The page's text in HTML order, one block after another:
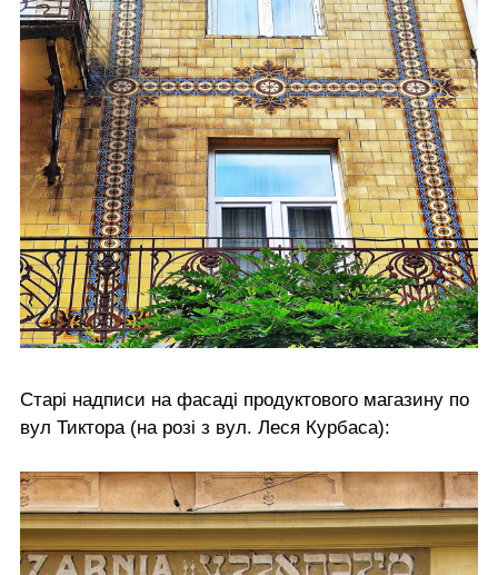
Старі надписи на фасаді продуктового магазину по
вул Тиктора (на розі з вул. Леся Курбаса):